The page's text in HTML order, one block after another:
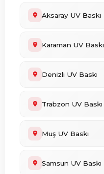
Aksaray UV Baskı
Karaman UV Baskı
Denizli UV Baskı
Trabzon UV Baskı
Muş UV Baskı
Samsun UV Baskı